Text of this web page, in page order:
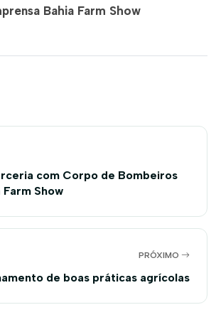
Bahia Farm Show
com Corpo de Bombeiros
Farm Show
PRÓXIMO
de boas práticas agrícolas